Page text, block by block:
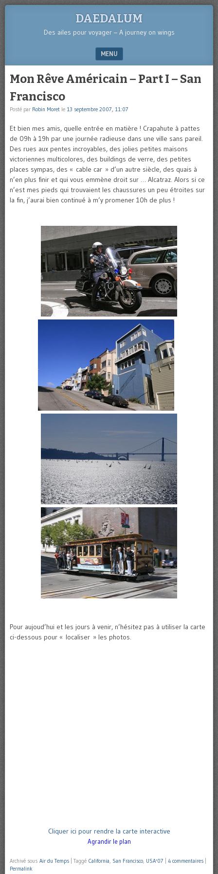
DAEDALUM
Des ailes pour voyager – A journey on wings
MENU
SKIP TO CONTENT
Mon Rêve Américain – Part I – San
Francisco
Posté par Robin Moret le 13 septembre 2007, 11:07
Et bien mes amis, quelle entrée en matière ! Crapahute à pattes
de 09h à 19h par une journée radieuse dans une ville sans pareil.
Des rues aux pentes incroyables, des jolies petites maisons
victoriennes multicolores, des buildings de verre, des petites
places sympas, des « cable car » d’un autre siècle, des quais à
n’en plus finir et qui vous emmène droit sur … Alcatraz. Alors si ce
n’est mes pieds qui trouvaient les chaussures un peu étroites sur
la fin, j’aurai bien continué à m’y promener 10h de plus !
Pour aujoud’hui et les jours à venir, n’hésitez pas à utiliser la carte
ci-dessous pour « localiser » les photos.
Cliquer ici pour rendre la carte interactive
Agrandir le plan
Archivé sous Air du Temps Taggé California San Francisco USA'07 4 commentaires
Permalink